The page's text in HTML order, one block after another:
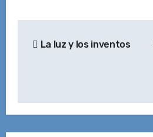
La luz y los inventos